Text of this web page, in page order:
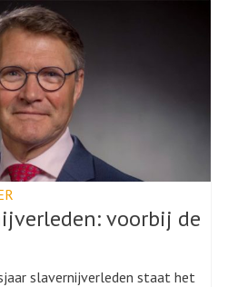
voorbij de
slavernijverleden staat het